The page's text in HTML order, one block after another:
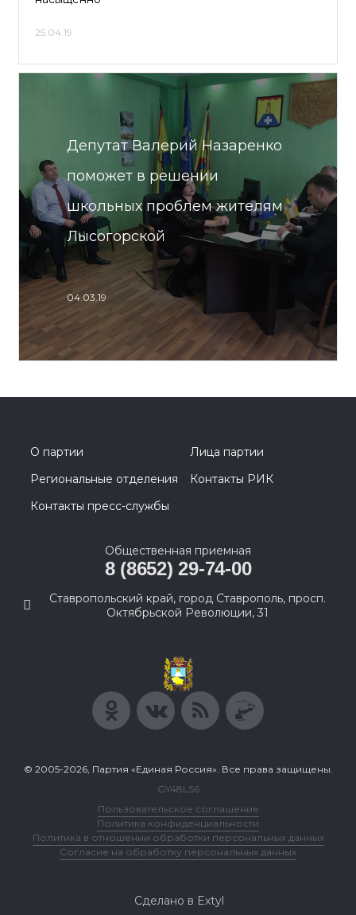
25.04.19
Депутат Валерий Назаренко
поможет в решении
школьных проблем жителям
Лысогорской
04.03.19
О партии
Лица партии
Региональные отделения
Контакты РИК
Контакты пресс-службы
Общественная приемная
8 (8652) 29-74-00
Ставропольский край, город Ставрополь, просп.
Октябрьской Революции, 31
© 2005-2026, Партия «Единая Россия». Все права защищены.
GY48LS6
Пользовательское соглашение
Политика конфиденциальности
Политика в отношении обработки персональных данных
Согласие на обработку персональных данных
Сделано в Extyl